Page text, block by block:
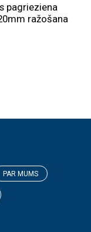
pagrieziena
ražošana
PAR MUMS